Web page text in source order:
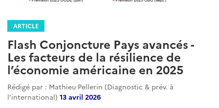
ARTICLE
Flash Conjoncture Pays avancés -
Les facteurs de la résilience de
l’économie américaine en 2025
Rédigé par : Mathieu Pellerin (Diagnostic & prév. à
l'international) 13 avril 2026